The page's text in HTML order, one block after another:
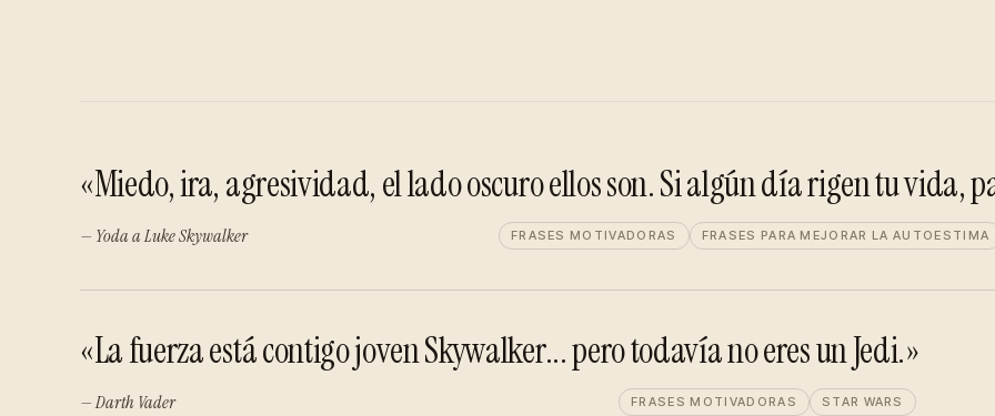
«Miedo, ira, agresividad, el lado oscuro ellos son. Si algún día rigen tu vida,
— Yoda a Luke Skywalker FRASES MOTIVADORAS FRASES PARA MEJORAR LA AUTOESTIMA
«La fuerza está contigo joven Skywalker... pero todavía no eres un Jedi.»
— Darth Vader FRASES MOTIVADORAS STAR WARS